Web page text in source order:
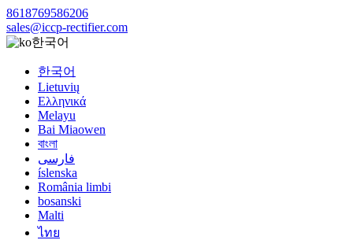
8618769586206
sales@iccp-rectifier.com
한국어
한국어
Lietuvių
Ελληνικά
Melayu
Bai Miaowen
বাংলা
فارسی
íslenska
România limbi
bosanski
Malti
ไทย